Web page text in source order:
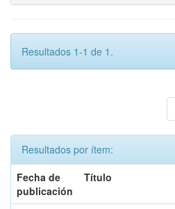
Resultados 1-1 de 1.
Resultados por ítem:
Fecha de
publicación
Título